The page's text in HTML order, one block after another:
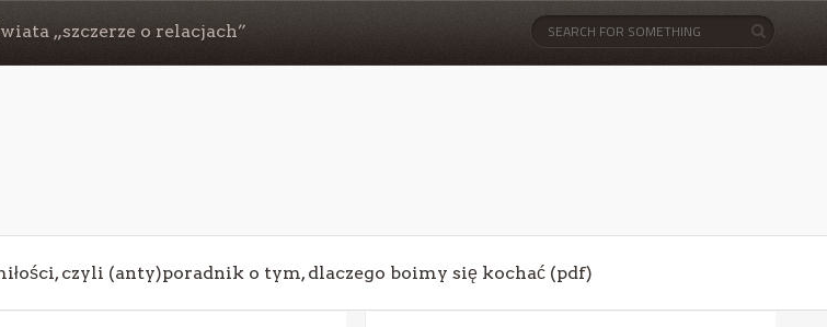
„szczerze o relacjach”
czyli (anty)poradnik o tym, dlaczego boimy się kochać (pdf)